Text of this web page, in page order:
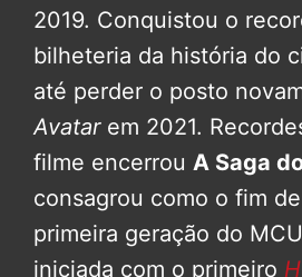
2019. Conquistou o
bilheteria da história do
até perder o posto
Avatarem 2021.
filme encerrou A Saga
consagrou como o fim
primeira geração do
iniciada com o primeiro